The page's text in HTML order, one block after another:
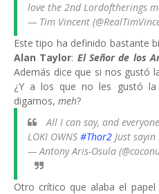
love the 2nd Lordoftherings
— Tim Vincent
Este tipo ha definido bastante
Alan Taylor: El Señor de los
Además dice que si nos gustó
¿Y a los que no les gustó la
digamos, meh?
All I can say, and
LOKI OWNS #Thor2 Just
— Antony Aris-Osula
Otro crítico que alaba el papel